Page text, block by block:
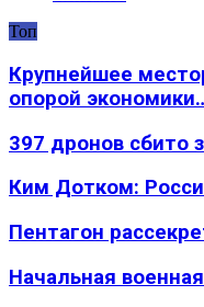
Топ
Крупнейшее
опорой
397 дронов сбито
Ким Дотком:
Пентагон
Начальная